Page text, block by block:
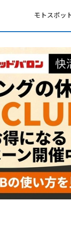
モトスポッ